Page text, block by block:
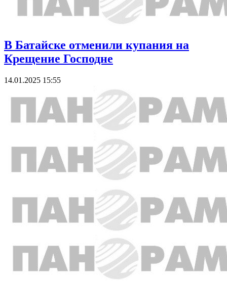
В Батайске отменили купания на
Крещение Господне
14.01.2025 15:55